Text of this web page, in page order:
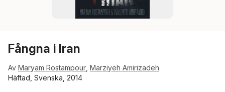
Fångna i Iran
Av Maryam Rostampour Marziyeh Amirizadeh
Häftad, Svenska, 2014